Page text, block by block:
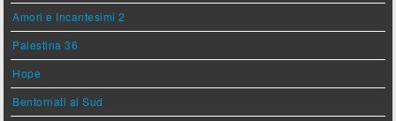
Amori e Incantesimi 2
Palestina 36
Hope
Bentornati al Sud